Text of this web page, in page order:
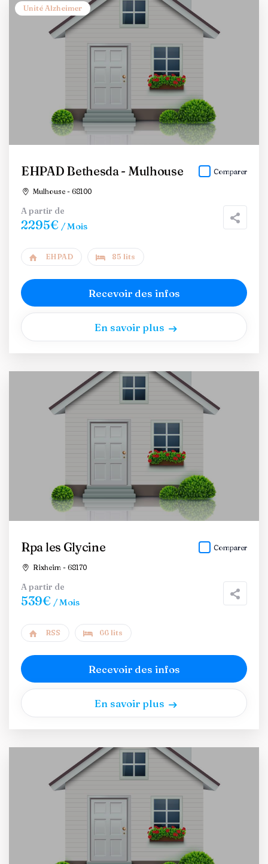
Unité Alzheimer
EHPAD Bethesda - Mulhouse
Mulhouse - 68100
Comparer
A partir de
2295€ / Mois
EHPAD 85 lits
Recevoir des infos
En savoir plus
Rpa les Glycine
Rixheim - 68170
Comparer
A partir de
539€ / Mois
RSS 66 lits
Recevoir des infos
En savoir plus